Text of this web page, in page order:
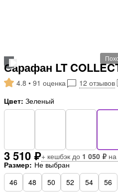
Сарафан LT
4.8 • 91 оценка 12 отзывов
Цвет: Зеленый
3 510 ₽+ кешбэк до 1 050 ₽
Размер: Не выбран
46
48 50 52 54
56